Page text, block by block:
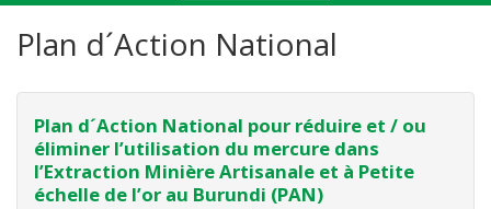
Plan d´Action National
Plan d´Action National pour réduire et / ou
éliminer l’utilisation du mercure dans
l’Extraction Minière Artisanale et à Petite
échelle de l’or au Burundi (PAN)